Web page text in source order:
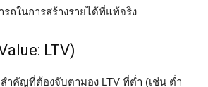
ถในการสร้างรายได้ที่แท้จริง
LTV)
ำคัญที่ต้องจับตามอง LTV ที่ต่ำ (เช่น ต่ำ